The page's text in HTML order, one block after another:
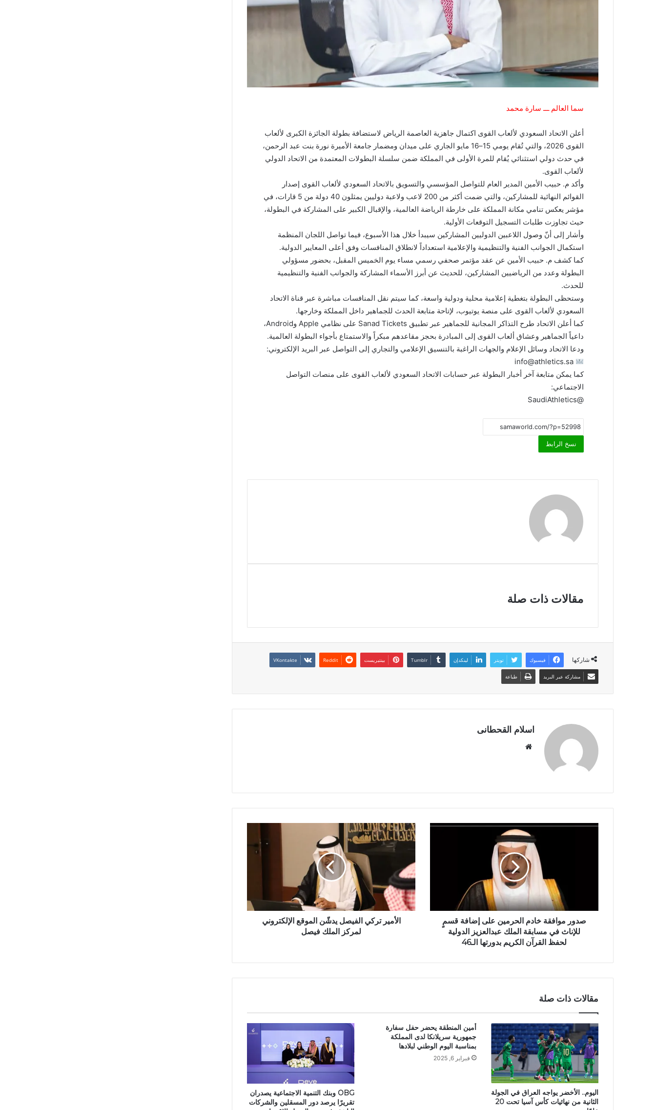
سما العالم ـــ سارة محمد
أعلن الاتحاد السعودي لألعاب القوى اكتمال جاهزية العاصمة الرياض لاستضافة بطولة الجائزة الكبرى لألعاب
القوى 2026، والتي تُقام يومي 15–16 مايو الجاري على ميدان ومضمار جامعة الأميرة نورة بنت عبد الرحمن،
في حدث دولي استثنائي يُقام للمرة الأولى في المملكة ضمن سلسلة البطولات المعتمدة من الاتحاد الدولي
لألعاب القوى.
وأكد م. حبيب الأمين المدير العام للتواصل المؤسسي والتسويق بالاتحاد السعودي لألعاب القوى إصدار
القوائم النهائية للمشاركين، والتي ضمت أكثر من 200 لاعب ولاعبة دوليين يمثلون 40 دولة من 5 قارات، في
مؤشر يعكس تنامي مكانة المملكة على خارطة الرياضة العالمية، والإقبال الكبير على المشاركة في البطولة،
حيث تجاوزت طلبات التسجيل التوقعات الأولية.
وأشار إلى أنّ وصول اللاعبين الدوليين المشاركين سيبدأ خلال هذا الأسبوع، فيما تواصل اللجان المنظمة
استكمال الجوانب الفنية والتنظيمية والإعلامية استعداداً لانطلاق المنافسات وفق أعلى المعايير الدولية.
كما كشف م. حبيب الأمين عن عقد مؤتمر صحفي رسمي مساء يوم الخميس المقبل، بحضور مسؤولي
البطولة وعدد من الرياضيين المشاركين، للحديث عن أبرز الأسماء المشاركة والجوانب الفنية والتنظيمية
للحدث.
وستحظى البطولة بتغطية إعلامية محلية ودولية واسعة، كما سيتم نقل المنافسات مباشرة عبر قناة الاتحاد
السعودي لألعاب القوى على منصة يوتيوب، لإتاحة متابعة الحدث للجماهير داخل المملكة وخارجها.
كما أعلن الاتحاد طرح التذاكر المجانية للجماهير عبر تطبيق Sanad Tickets على نظامي Apple وAndroid،
داعياً الجماهير وعشاق ألعاب القوى إلى المبادرة بحجز مقاعدهم مبكراً والاستمتاع بأجواء البطولة العالمية.
ودعا الاتحاد وسائل الإعلام والجهات الراغبة بالتنسيق الإعلامي والتجاري إلى التواصل عبر البريد الإلكتروني:
info@athletics.sa
كما يمكن متابعة آخر أخبار البطولة عبر حسابات الاتحاد السعودي لألعاب القوى على منصات التواصل
الاجتماعي:
@SaudiAthletics
نسخ الرابط
مقالات ذات صلة
شاركها فيسبوك تويتر لينكدإن بينتيريست
مشاركة عبر البريد طباعة
اسلام القحطانى
ا
ي
ب
صدور موافقة خادم الحرمين على إضافة قسمٍ
للإناث في مسابقة الملك عبدالعزيز الدولية
لحفظ القرآن الكريم بدورتها الـ46
الأمير تركي الفيصل يدشّن الموقع الإلكتروني
لمركز الملك فيصل
مقالات ذات صلة
اليوم.. الأخضر يواجه العراق في الجولة
الثانية من نهائيات كأس آسيا تحت 20
أمين المنطقة يحضر حفل سفارة
جمهورية سريلانكا لدى المملكة
بمناسبة اليوم الوطني لبلادها
فبراير 6, 2025
‏OBG وبنك التنمية الاجتماعية يصدران
تقريرًا يرصد دور المسقلين والشركات